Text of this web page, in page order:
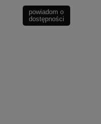
powiadom o
dostępności